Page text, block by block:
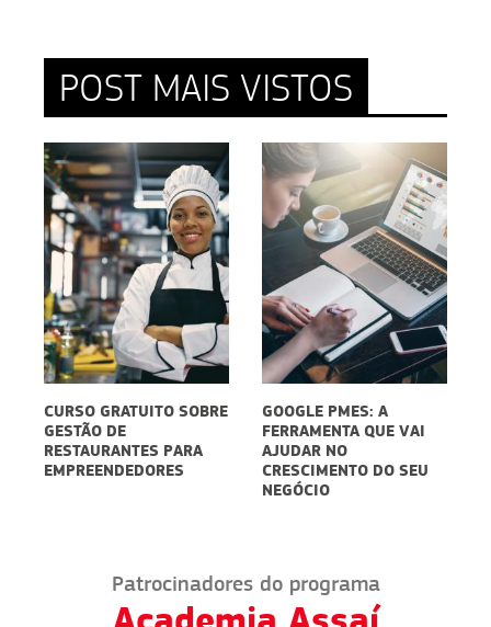
POST MAIS VISTOS
GOOGLE PMES: A
FERRAMENTA QUE VAI
AJUDAR NO
CRESCIMENTO DO SEU
EMBALAGENS PARA
DELIVERY:
SUSTENTABILIDADE
PODE SER UM
DIFERENCIAL
Patrocinadores do programa